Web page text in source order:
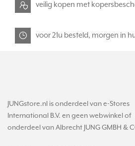
veilig kopen met
voor 21u besteld, morgen in
JUNGstore.nl is onderdeel van e-Stores
International B.V. en geen webwinkel of
onderdeel van Albrecht JUNG GMBH &